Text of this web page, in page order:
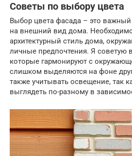
Советы по выбору цвета
Выбор цвета фасада – это
на внешний вид дома.
архитектурный стиль дома,
личные предпочтения. Я советую
которые гармонируют с
слишком выделяются на фоне
также учитывать освещение, так
выглядеть по-разному в